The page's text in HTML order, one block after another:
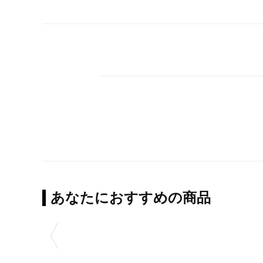
あなたにおすすめの商品